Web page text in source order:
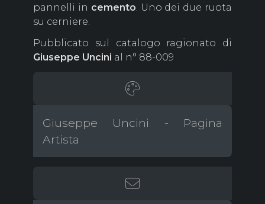
pannelli in cemento. Uno dei due ruota
su cerniere.
Pubblicato sul catalogo ragionato di
Giuseppe Uncini al n° 88-009
Giuseppe Uncini - Pagina
Artista